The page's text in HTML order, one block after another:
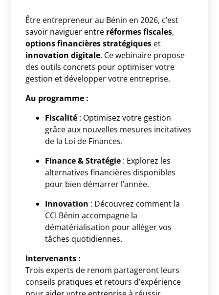
Être entrepreneur au Bénin en 2026, c’est
savoir naviguer entre réformes fiscales,
options financières stratégiques et
innovation digitale. Ce webinaire propose
des outils concrets pour optimiser votre
gestion et développer votre entreprise.
Au programme :
Fiscalité : Optimisez votre gestion
grâce aux nouvelles mesures incitatives
de la Loi de Finances.
Finance & Stratégie : Explorez les
alternatives financières disponibles
pour bien démarrer l’année.
Innovation : Découvrez comment la
CCI Bénin accompagne la
dématérialisation pour alléger vos
tâches quotidiennes.
Intervenants :
Trois experts de renom partageront leurs
conseils pratiques et retours d’expérience